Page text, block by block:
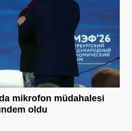
mikrofon müdahalesi
oldu